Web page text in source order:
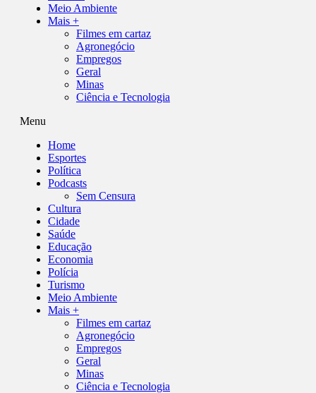
Meio Ambiente
Mais +
Filmes em cartaz
Agronegócio
Empregos
Geral
Minas
Ciência e Tecnologia
Menu
Home
Esportes
Política
Podcasts
Sem Censura
Cultura
Cidade
Saúde
Educação
Economia
Polícia
Turismo
Meio Ambiente
Mais +
Filmes em cartaz
Agronegócio
Empregos
Geral
Minas
Ciência e Tecnologia